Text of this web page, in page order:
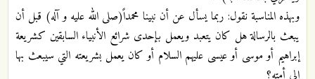
وبهذه المناسبة نقول: ربما يسأل عن أن نبينا محمداً(صلى الله عليه و آله) قبل أن
يبعث بالرسالة هل كان يتعبد ويعمل بإحدى شرائع الأنبياء السابقين كشريعة
إبراهيم أو موسى أو عيسى عليهم السلام أو كان يعمل بشريعته التي سيبعث بها